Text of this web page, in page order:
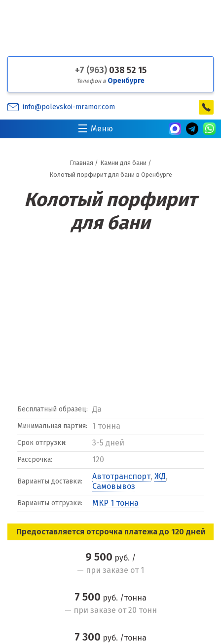
+7 (963) 038 52 15
Телефон в Оренбурге
info@polevskoi-mramor.com
Меню
Главная / Камни для бани /
Колотый порфирит для бани в Оренбурге
Колотый порфирит
для бани
Бесплатный образец: Да
Минимальная партия: 1 тонна
Срок отгрузки: 3-5 дней
Рассрочка: 120
Варианты доставки:
Автотранспорт, ЖД,
Самовывоз
Варианты отгрузки: МКР 1 тонна
Предоставляется отсрочка платежа до 120 дней
9 500 руб. /
— при заказе от 1
7 500 руб. /тонна
— при заказе от 20 тонн
7 300 руб. /тонна